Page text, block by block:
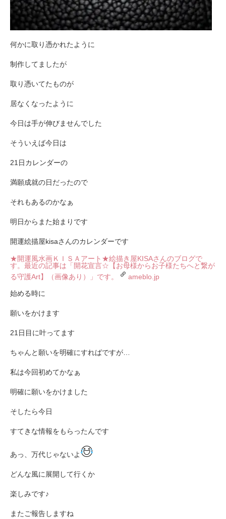
何かに取り憑かれたように
制作してましたが
取り憑いてたものが
居なくなったように
今日は手が伸びませんでした
そういえば今日は
21日カレンダーの
満願成就の日だったので
それもあるのかなぁ
明日からまた始まりです
開運絵描屋kisaさんのカレンダーです
★開運風水画ＫＩＳＡアート★絵描き屋KISAさんのブログで
す。最近の記事は「開花宣言☆【お母様からお子様たちへと繋が
る守護Art】（画像あり）」です。
ameblo.jp
始める時に
願いをかけます
21日目に叶ってます
ちゃんと願いを明確にすればですが…
私は今回初めてかなぁ
明確に願いをかけました
そしたら今日
すてきな情報をもらったんです
あっ、万代じゃないよ
どんな風に展開して行くか
楽しみです♪
またご報告しますね